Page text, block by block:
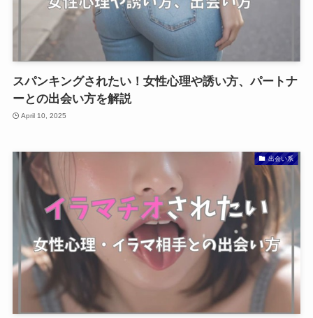
スパンキングされたい！女性心理や誘い方、パートナ
ーとの出会い方を解説
April 10, 2025
出会い系